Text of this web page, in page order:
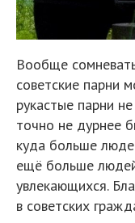
Вообще
советские парни
рукастые парни
точно не дурнее
куда больше
ещё больше
увлекающихся.
в советских